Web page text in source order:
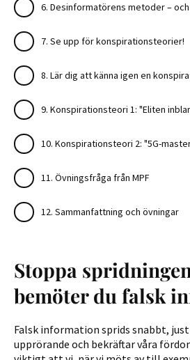
6. Desinformatörens metoder –
7. Se upp för konspirationsteorier!
8. Lär dig att känna igen en
9. Konspirationsteori 1: "Eliten
10. Konspirationsteori 2: "5G-
11. Övningsfråga från MPF
12. Sammanfattning och övningar
Stoppa
bemöter du falsk
Falsk information sprids snabbt,
upprörande och bekräftar våra